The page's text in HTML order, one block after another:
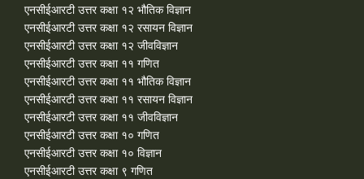
एनसीईआरटी उत्तर कक्षा १२ भौतिक विज्ञान
एनसीईआरटी उत्तर कक्षा १२ रसायन विज्ञान
एनसीईआरटी उत्तर कक्षा १२ जीवविज्ञान
एनसीईआरटी उत्तर कक्षा ११ गणित
एनसीईआरटी उत्तर कक्षा ११ भौतिक विज्ञान
एनसीईआरटी उत्तर कक्षा ११ रसायन विज्ञान
एनसीईआरटी उत्तर कक्षा ११ जीवविज्ञान
एनसीईआरटी उत्तर कक्षा १० गणित
एनसीईआरटी उत्तर कक्षा १० विज्ञान
एनसीईआरटी उत्तर कक्षा ९ गणित